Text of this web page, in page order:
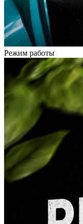
Режим работы